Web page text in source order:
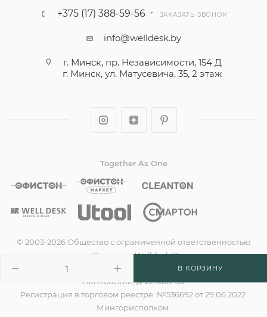
В КОРЗИНУ
+375 (17) 388-59-56 ЗАКАЗАТЬ ЗВОНОК
info@welldesk.by
г. Минск, пр. Независимости, 154 Д
г. Минск, ул. Матусевича, 35, 2 этаж
Together As One
© 2003-2026 Общество с ограниченной ответственностью
«Смартон», Welldesk™
УНП 190635842, Юридический адрес: 220138, г. Минск, пер.
Липковский, д. 22, каб. 50
Регистрация в торговом реестре: №536692 от 29.06.2022.
Мингорисполком.